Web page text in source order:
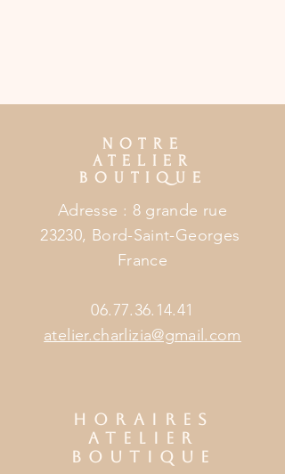
NOTRE
ATELIER
BOUTIQUE
Adresse : 8 grande rue
23230, Bord-Saint-Georges
France
06.77.36.14.41
atelier.charlizia@gmail.com
HORAIRES
ATELIER
BOUTIQUE